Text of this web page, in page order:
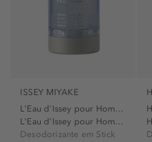
ISSEY MIYAKE
L'Eau d'Issey pour Homme
L'Eau d'Issey pour Homme...
Desodorizante em Stick